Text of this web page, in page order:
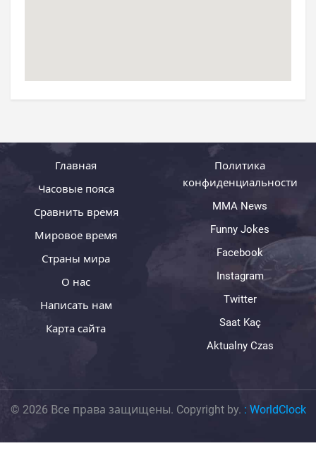
Главная
Часовые пояса
Сравнить время
Мировое время
Страны мира
О нас
Написать нам
Карта сайта
Политика
конфиденциальности
MMA News
Funny Jokes
Facebook
Instagram
Twitter
Saat Kaç
Aktualny Czas
© 2026 Все права защищены. Copyright by. : WorldClock